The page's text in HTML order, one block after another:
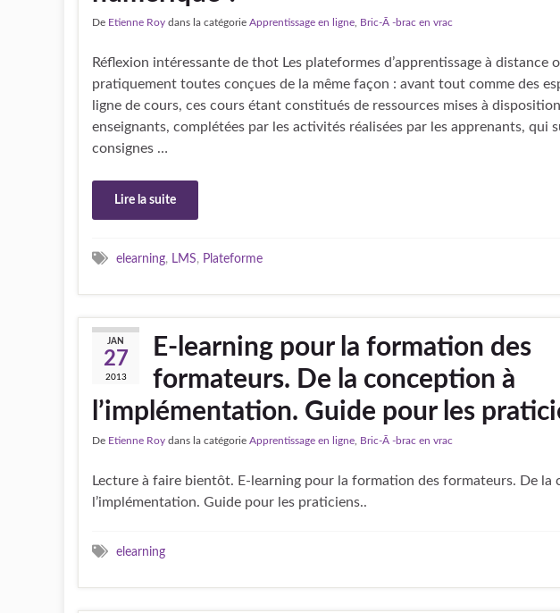
De Etienne Roy dans la catégorie Apprentissage en ligne Bric-Ã -brac en vrac
Réflexion intéressante de thot Les plateformes d’apprentissage à distance
pratiquement toutes conçues de la même façon : avant tout comme des
ligne de cours, ces cours étant constitués de ressources mises à
enseignants, complétées par les activités réalisées par les apprenants, qui
consignes …
Lire la suite
elearning, LMS, Plateforme
JAN
27
2013
E-learning pour la formation des
formateurs. De la conception à
l’implémentation. Guide pour les
De Etienne Roy dans la catégorie Apprentissage en ligne Bric-Ã -brac en vrac
Lecture à faire bientôt. E-learning pour la formation des formateurs. De la
l’implémentation. Guide pour les praticiens..
elearning